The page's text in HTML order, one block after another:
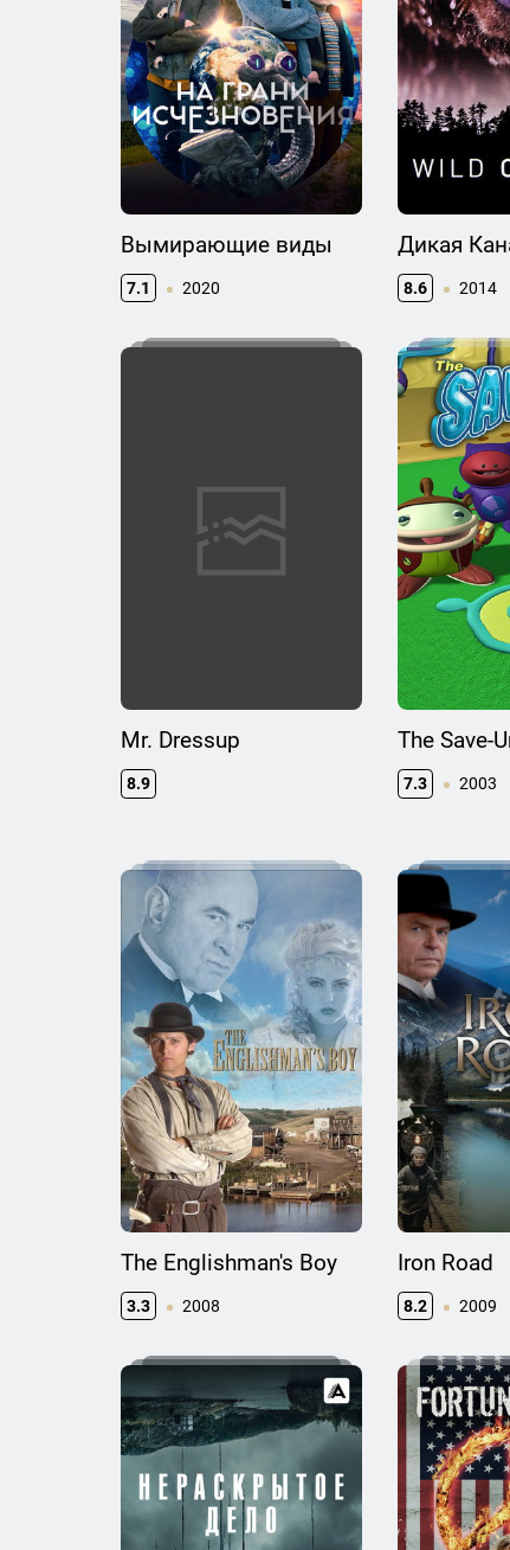
Вымирающие виды
7.1 2020
Дикая
8.6 2014
Mr. Dressup
8.9
The Save-
7.3 2003
The Englishman's Boy
3.3 2008
Iron Road
8.2 2009